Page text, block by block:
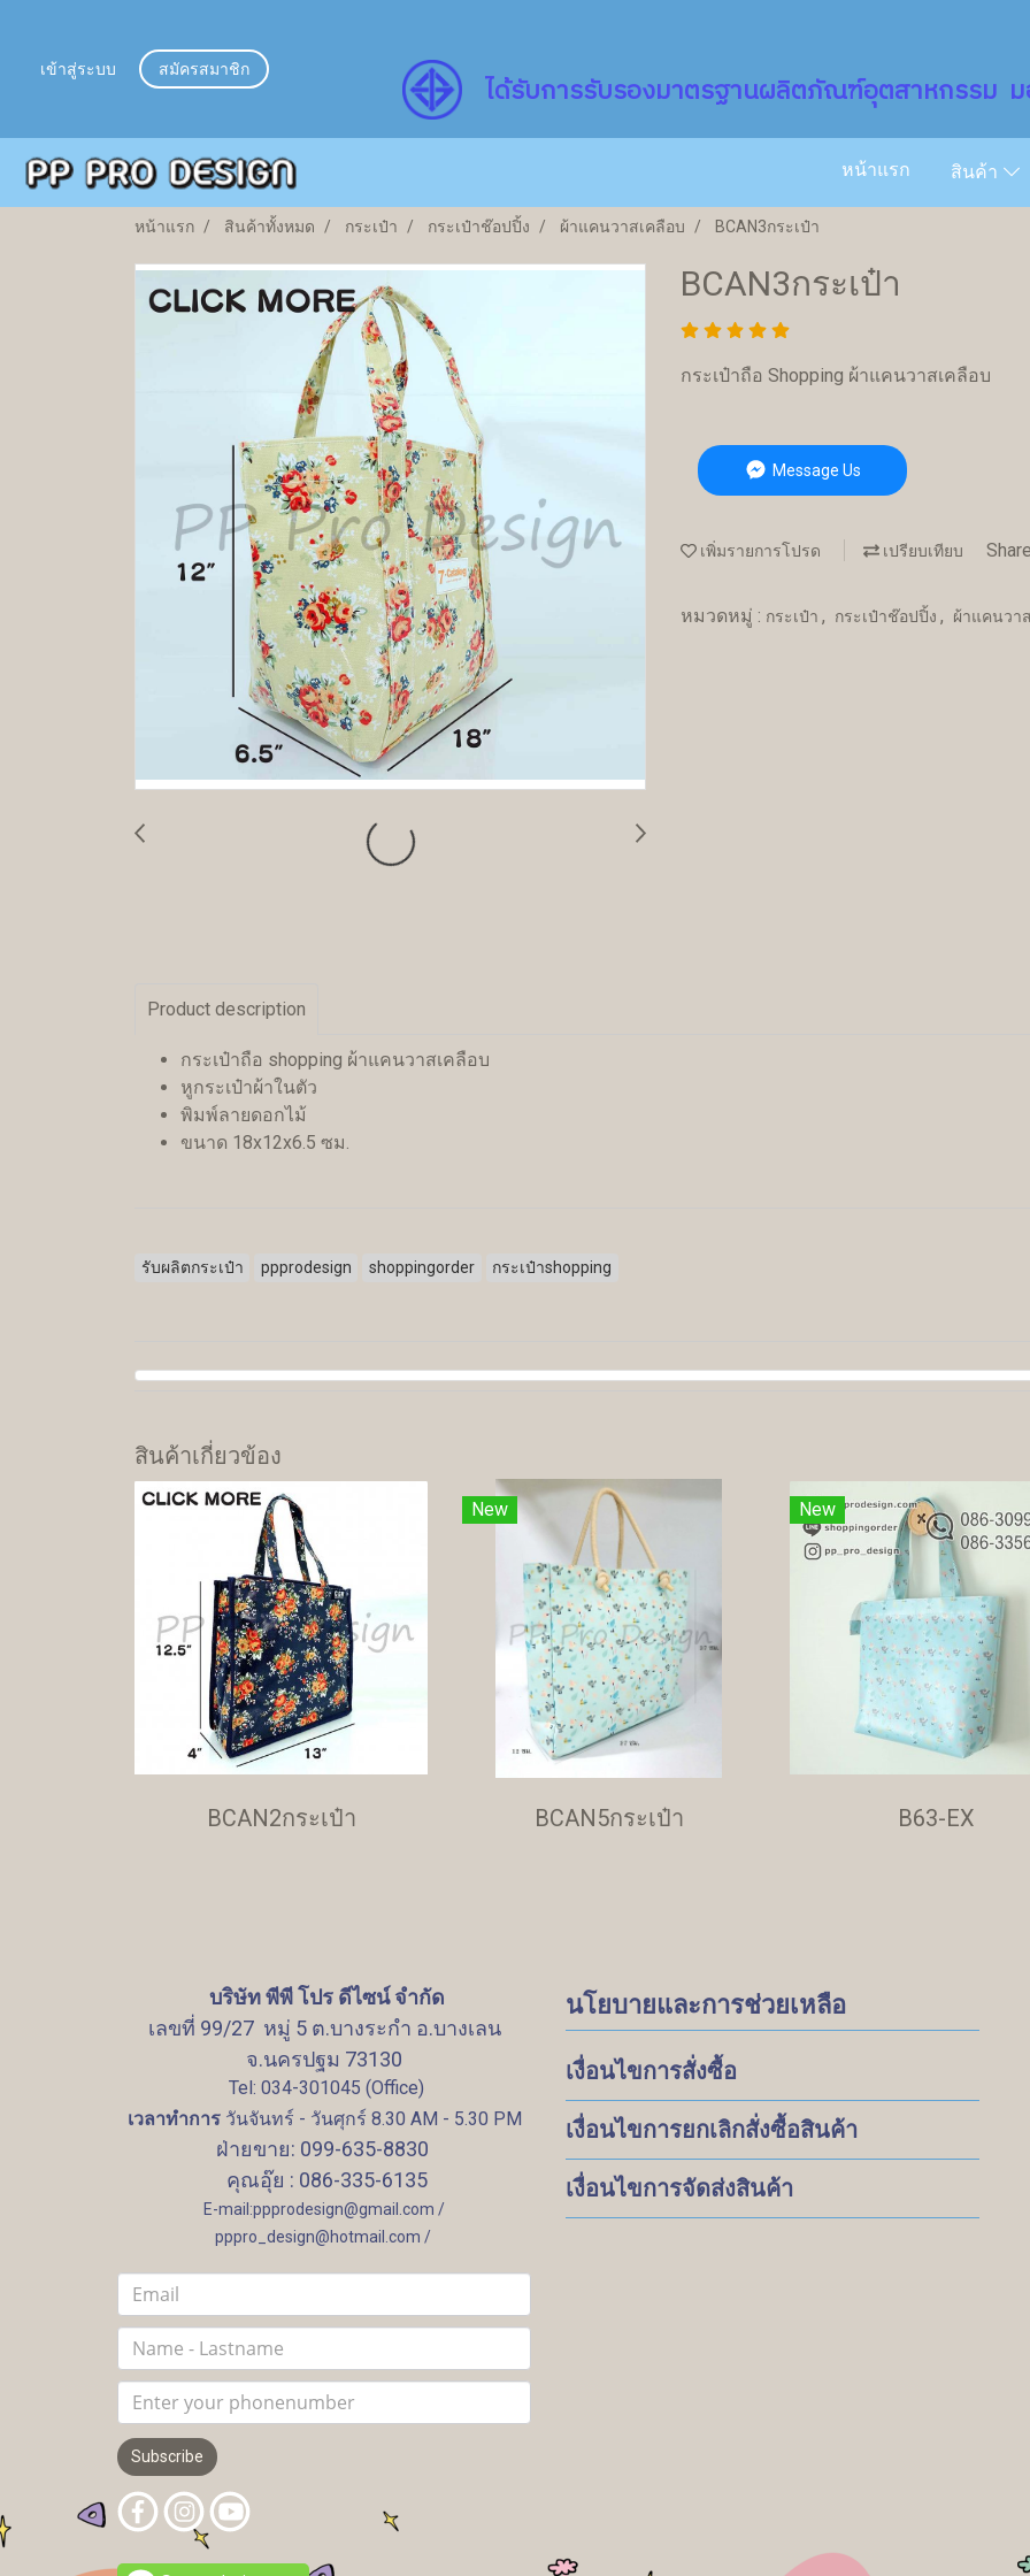
เข้าสู่ระบบ สมัครสมาชิก ได้รับการรับรองมาตรฐานผลิตภัณฑ์อุตสาหกรรม ม
หน้าแรก สินค้า
หน้าแรก สินค้าทั้งหมด กระเป๋า กระเป๋าช๊อปปิ้ง ผ้าแคนวาสเคลือบ BCAN3กระเป๋า
BCAN3กระเป๋า
กระเป๋าถือ Shopping ผ้าแคนวาสเคลือบ
Message Us
เพิ่มรายการโปรด เปรียบเทียบ Share
หมวดหมู่ : กระเป๋า , กระเป๋าช๊อปปิ้ง , ผ้าแคนวา
Product description
กระเป๋าถือ shopping ผ้าแคนวาสเคลือบ
หูกระเป๋าผ้าในตัว
พิมพ์ลายดอกไม้
ขนาด 18x12x6.5 ซม.
รับผลิตกระเป๋า ppprodesign shoppingorder กระเป๋าshopping
สินค้าเกี่ยวข้อง
BCAN2กระเป๋า
New
BCAN5กระเป๋า
New
B63-EX
บริษัท พีพี โปร ดีไซน์ จำกัด
เลขที่ 99/27 หมู่ 5 ต.บางระกำ อ.บางเลน
จ.นครปฐม 73130
Tel: 034-301045 (Office)
เวลาทำการวันจันทร์ - วันศุกร์ 8.30 AM - 5.30 PM
ฝ่ายขาย: 099-635-8830
คุณอุ๊ย : 086-335-6135
E-mail:ppprodesign@gmail.com /
pppro_design@hotmail.com /
Subscribe
นโยบายและการช่วยเหลือ
เงื่อนไขการสั่งซื้อ
เงื่อนไขการยกเลิกสั่งซื้อสินค้า
เงื่อนไขการจัดส่งสินค้า